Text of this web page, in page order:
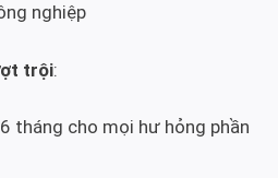
nghiệp
trội:
tháng cho mọi hư hỏng phần